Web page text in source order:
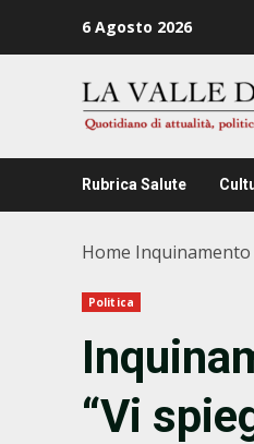
6 Agosto 2026
Rubrica Salute
Home Inquinamento
Politica
“Vi